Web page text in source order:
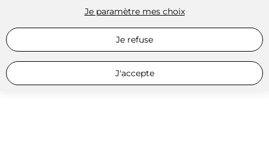
Je paramètre mes choix
Je refuse
J'accepte